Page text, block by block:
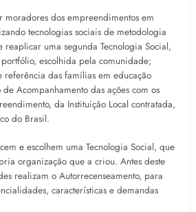
moradores dos empreendimentos em
tecnologias sociais de metodologia
uma segunda Tecnologia Social,
escolhida pela comunidade;
referência das famílias em educação
Acompanhamento das ações com os
da Instituição Local contratada,
do Brasil.
e escolhem uma Tecnologia Social, que
organização que a criou. Antes deste
realizam o Autorrecenseamento, para
características e demandas